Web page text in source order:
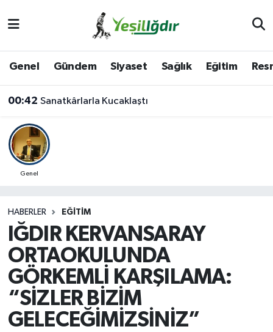
Genel Gündem Siyaset Sağlık Eğitim
00:42 Sanatkârlarla Kucaklaştı
Genel
HABERLER EĞITIM
IĞDIR KERVANSARAY
ORTAOKULUNDA
GÖRKEMLİ KARŞILAMA:
“SİZLER BİZİM
GELECEĞİMİZSİNİZ”
Iğdır Trafik Yoğunluk Haritası
Süper Lig Puan Durumu ve Fikstür
Son Dakika Haberleri
Haber Arşivi